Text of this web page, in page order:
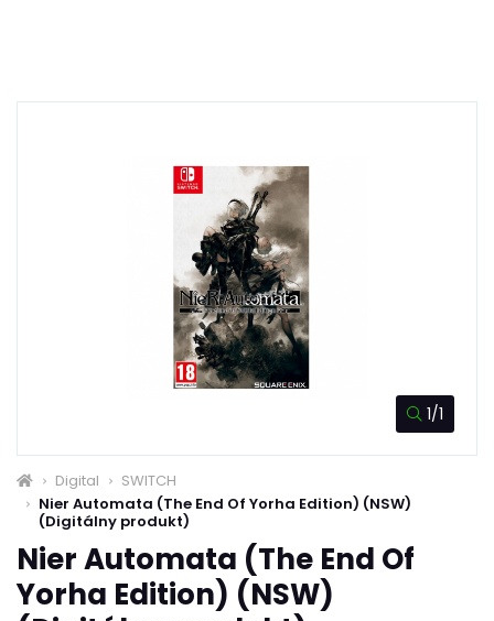
1/1
Digital
SWITCH
Nier Automata (The End Of Yorha Edition) (NSW)
(Digitálny produkt)
Nier Automata (The End Of
Yorha Edition) (NSW)